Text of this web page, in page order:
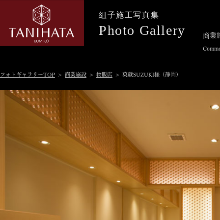
組子施工写真集
Photo Gallery 商業
フォトギャラリーTOP > 商業施設 > 物販店 > 菓蔵SUZUKI様（静岡）